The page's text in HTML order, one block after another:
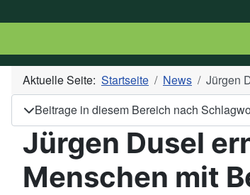
Aktuelle Seite: Startseite News
Jürgen
Beitrage in diesem Bereich nach
Jürgen Dusel
Menschen mit